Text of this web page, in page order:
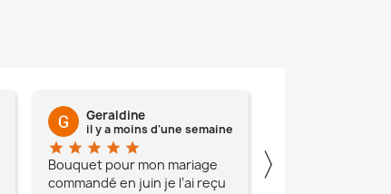
Geraldine
il y a moins d'une semaine
star star star star star
Bouquet pour mon mariage
commandé en juin je l’ai reçu
〉